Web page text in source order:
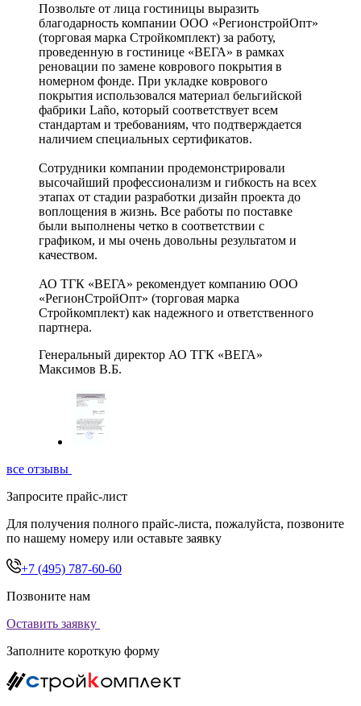
Позвольте от лица гостиницы выразить
благодарность компании ООО «РегионстройОпт»
(торговая марка Стройкомплект) за работу,
проведенную в гостинице «ВЕГА» в рамках
реновации по замене коврового покрытия в
номерном фонде. При укладке коврового
покрытия использовался материал бельгийской
фабрики Laño, который соответствует всем
стандартам и требованиям, что подтверждается
наличием специальных сертификатов.
Сотрудники компании продемонстрировали
высочайший профессионализм и гибкость на всех
этапах от стадии разработки дизайн проекта до
воплощения в жизнь. Все работы по поставке
были выполнены четко в соответствии с
графиком, и мы очень довольны результатом и
качеством.
АО ТГК «ВЕГА» рекомендует компанию ООО
«РегионСтройОпт» (торговая марка
Стройкомплект) как надежного и ответственного
партнера.
Генеральный директор АО ТГК «ВЕГА»
Максимов В.Б.
все отзывы
Запросите прайс-лист
Для получения полного прайс-листа, пожалуйста, позвоните
по нашему номеру или оставьте заявку
+7 (495) 787-60-60
Позвоните нам
Оставить заявку
Заполните короткую форму